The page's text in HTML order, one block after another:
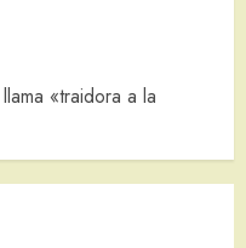
«traidora a la